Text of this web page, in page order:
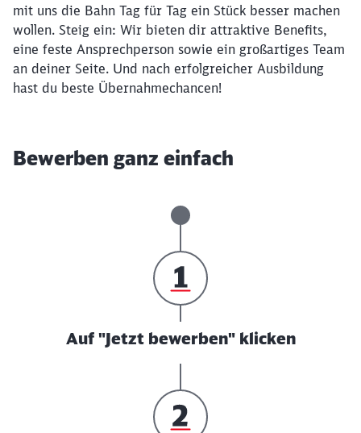
mit uns die Bahn Tag für Tag ein Stück besser machen
wollen. Steig ein: Wir bieten dir attraktive Benefits,
eine feste Ansprechperson sowie ein großartiges Team
an deiner Seite. Und nach erfolgreicher Ausbildung
hast du beste Übernahmechancen!
Bewerben ganz einfach
Auf "Jetzt bewerben" klicken